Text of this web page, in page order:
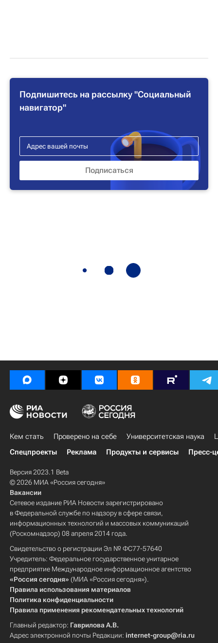
Подпишитесь на рассылку "Социальный
навигатор"
Кем стать Проверено на себе Университетская наука
Спецпроекты
Реклама Продукты и сервисы Пресс-
Версия 2023.1 Beta
© 2026 МИА «Россия сегодня»
Вакансии
Сетевое издание РИА Новости зарегистрировано
в Федеральной службе по надзору в сфере связи,
информационных технологий и массовых коммуникаций
(Роскомнадзор) 08 апреля 2014 года.
Свидетельство о регистрации Эл № ФС77-57640
Учредитель: Федеральное государственное унитарное
предприятие Международное информационное агентство
«Россия сегодня» (МИА «Россия сегодня»).
Правила использования материалов
Политика конфиденциальности
Правила применения рекомендательных технологий
Главный редактор: Гаврилова А.В.
Адрес электронной почты Редакции: internet-group@ria.ru